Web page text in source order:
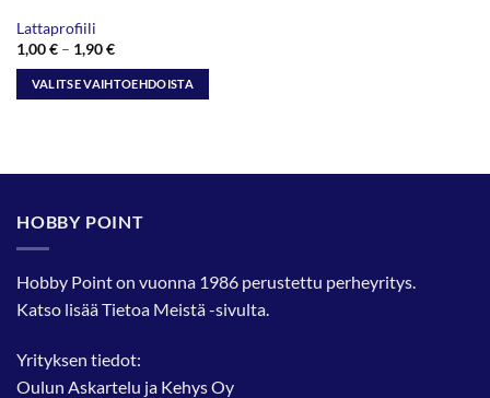
Lattaprofiili
1,00€ – 1,90€Hintaluokka:
-
1,90 €
VALITSE VAIHTOEHDOISTA
useampi
Voit
tehdä
tuotteen
sivulla.
HOBBY POINT
Hobby Point on vuonna 1986 perustettu perheyritys.
Katso lisääTietoa Meistä-sivulta.
Yrityksen tiedot:
Oulun Askartelu ja Kehys Oy